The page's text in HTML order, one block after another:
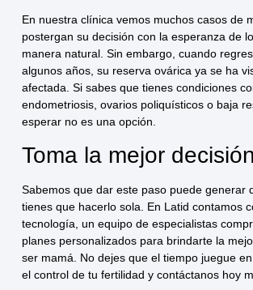
En nuestra clínica vemos muchos casos de
postergan su decisión con la esperanza de
manera natural. Sin embargo, cuando
algunos años, su reserva ovárica ya se ha
afectada. Si sabes que tienes condiciones
endometriosis, ovarios poliquísticos o baja
esperar no es una opción.
Toma la mejor
Sabemos que dar este paso puede generar
tienes que hacerlo sola. En Latid contamos
tecnología, un equipo de especialistas
planes personalizados para brindarte la
ser mamá. No dejes que el tiempo juegue
el control de tu fertilidad y contáctanos hoy